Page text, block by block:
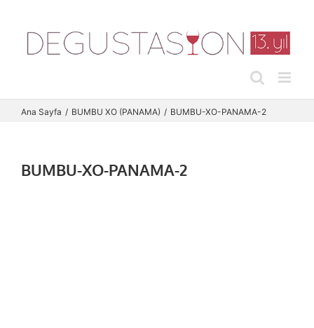
content
Ana Sayfa BUMBU XO (PANAMA) BUMBU-XO-PANAMA-2
BUMBU-XO-PANAMA-2